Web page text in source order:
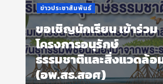
ข่าวประชาสัมพันธ์
ขอเชิญนักเรียน เข้าร่วม
โครงการอนุรักษ์
ธรรมชาติและสิ่งแวดล้อ
(อพ.สธ.สอศ)